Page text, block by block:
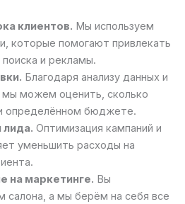
клиентов. Мы используем
которые помогают привлекать
и рекламы.
Благодаря анализу данных и
мы можем оценить, сколько
определённом бюджете.
лида. Оптимизация кампаний и
уменьшить расходы на
на маркетинге. Вы
салона, а мы берём на себя все